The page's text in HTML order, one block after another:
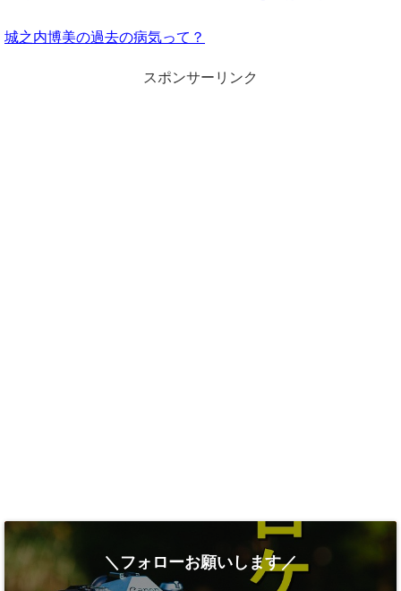
城之内博美の過去の病気って？
スポンサーリンク
＼フォローお願いします／